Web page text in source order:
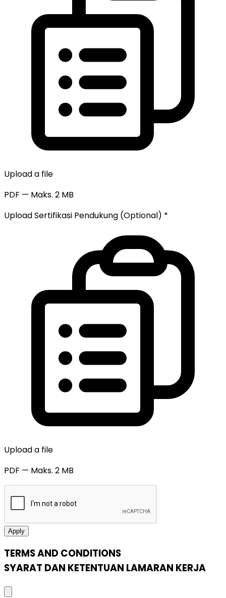
Upload a file
PDF — Maks. 2 MB
Upload Sertifikasi Pendukung (Optional) *
Upload a file
PDF — Maks. 2 MB
Apply
TERMS AND CONDITIONS
SYARAT DAN KETENTUAN LAMARAN KERJA